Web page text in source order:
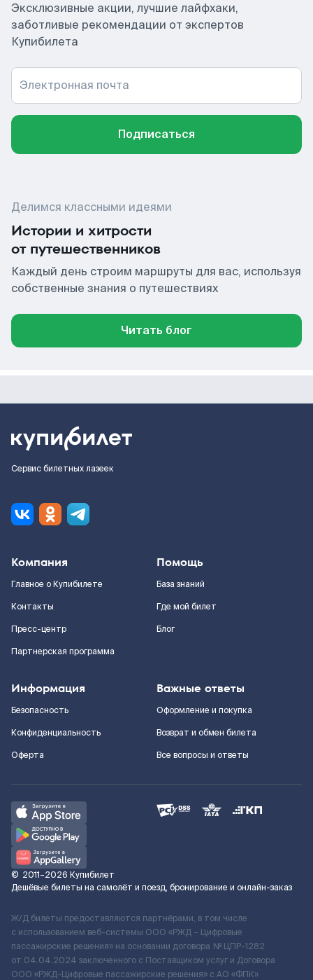
Эксклюзивные акции, лучшие лайфхаки,
заботливые рекомендации от экспертов
Купибилета
Электронная почта
Подписаться
Делимся классными идеями
Истории и хитрости
от путешественников
Каждый день строим маршруты для вас, используя
собственные знания о путешествиях
Читать блог
Сервис билетных лазеек
Компания
Главное о Купибилете
Контакты
Пресс-центр
Партнерская программа
Помощь
База знаний
Где мой билет
Блог
Информация
Безопасность
Конфиденциальность
Оферта
Важные ответы
Оформление и покупка
Возврат и обмен билета
Все вопросы и ответы
© 2011–2026 Купибилет
Дешёвые билеты на самолёт и поезд, бронирование и онлайн-заказ
Ж/Д билеты предоставляются партнёрами, в том числе
с использованием веб-системы ООО «РЖД – Цифровые
пассажирские решения» на основании договора № ЦПР-1282
от 04.04.2024 заключенного с Поставщиком услуг и Договора
ООО «РЖД-Цифровые пассажирские решения» c АО «ФПК»